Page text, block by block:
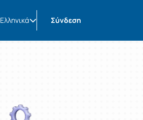
Ελληνικά Σύνδεση